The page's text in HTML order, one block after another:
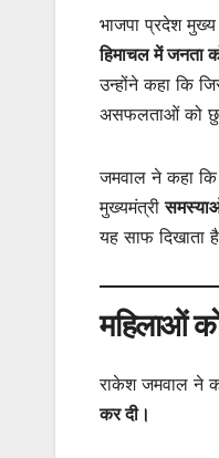
भाजपा प्रदेश
हिमाचल में जनता
उन्होंने कहा कि
असफलताओं को
जमवाल ने कहा
मुख्यमंत्री
यह साफ दिखाता
महिलाओं
राकेश जमवाल ने
कर दी।